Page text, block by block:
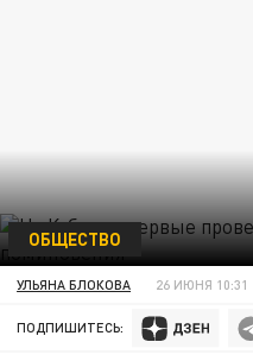
ОБЩЕСТВО
УЛЬЯНА БЛОКОВА 26 ИЮНЯ 10:31
ПОДПИШИТЕСЬ: